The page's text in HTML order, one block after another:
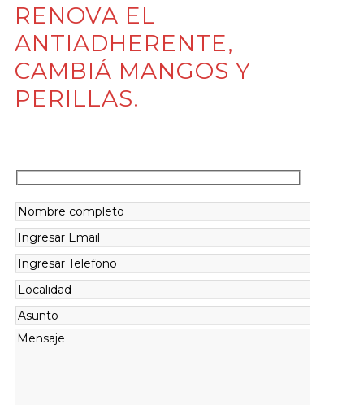
RENOVA EL
ANTIADHERENTE,
CAMBIÁ MANGOS Y
PERILLAS.